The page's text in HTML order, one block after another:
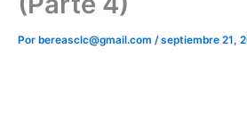
Por bereasclc@gmail.com /septiembre 21,